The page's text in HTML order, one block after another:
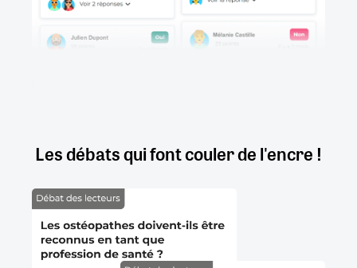
Les débats qui font couler de l'encre !